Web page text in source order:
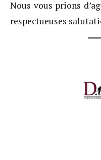
Nous vous prions
respectueuses